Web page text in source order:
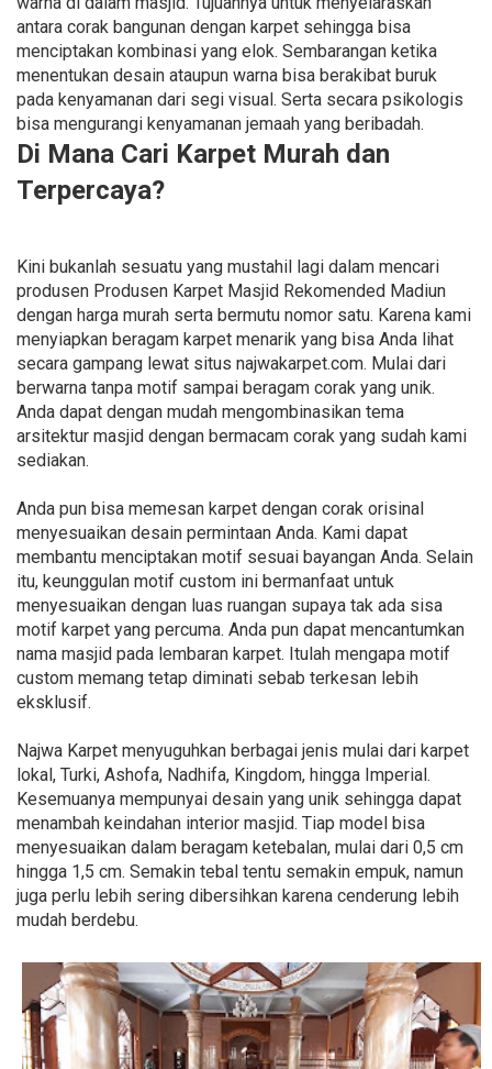
antara corak bangunan dengan karpet sehingga bisa
menciptakan kombinasi yang elok. Sembarangan ketika
menentukan desain ataupun warna bisa berakibat buruk
pada kenyamanan dari segi visual. Serta secara psikologis
bisa mengurangi kenyamanan jemaah yang beribadah.
Di Mana Cari Karpet Murah dan
Terpercaya?
Kini bukanlah sesuatu yang mustahil lagi dalam mencari
produsen Produsen Karpet Masjid Rekomended Madiun
dengan harga murah serta bermutu nomor satu. Karena kami
menyiapkan beragam karpet menarik yang bisa Anda lihat
secara gampang lewat situs najwakarpet.com. Mulai dari
berwarna tanpa motif sampai beragam corak yang unik.
Anda dapat dengan mudah mengombinasikan tema
arsitektur masjid dengan bermacam corak yang sudah kami
sediakan.
Anda pun bisa memesan karpet dengan corak orisinal
menyesuaikan desain permintaan Anda. Kami dapat
membantu menciptakan motif sesuai bayangan Anda. Selain
itu, keunggulan motif custom ini bermanfaat untuk
menyesuaikan dengan luas ruangan supaya tak ada sisa
motif karpet yang percuma. Anda pun dapat mencantumkan
nama masjid pada lembaran karpet. Itulah mengapa motif
custom memang tetap diminati sebab terkesan lebih
eksklusif.
Najwa Karpet menyuguhkan berbagai jenis mulai dari karpet
lokal, Turki, Ashofa, Nadhifa, Kingdom, hingga Imperial.
Kesemuanya mempunyai desain yang unik sehingga dapat
menambah keindahan interior masjid. Tiap model bisa
menyesuaikan dalam beragam ketebalan, mulai dari 0,5 cm
hingga 1,5 cm. Semakin tebal tentu semakin empuk, namun
juga perlu lebih sering dibersihkan karena cenderung lebih
mudah berdebu.